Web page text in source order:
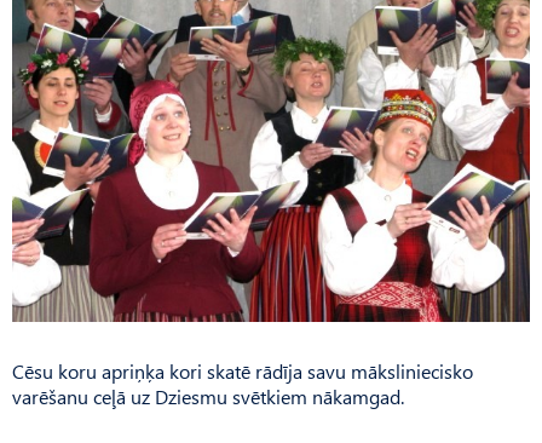
Cēsu koru apriņķa kori skatē rādīja savu māksliniecisko
varēšanu ceļā uz Dziesmu svētkiem nākamgad.